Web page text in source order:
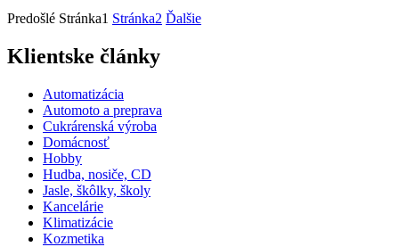
Predošlé Stránka1 Stránka2 Ďalšie
Klientske články
Automatizácia
Automoto a preprava
Cukrárenská výroba
Domácnosť
Hobby
Hudba, nosiče, CD
Jasle, škôlky, školy
Kancelárie
Klimatizácie
Kozmetika